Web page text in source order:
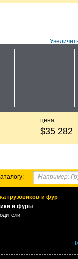
цена:
$35 282
грузовиков и фур
и фуры